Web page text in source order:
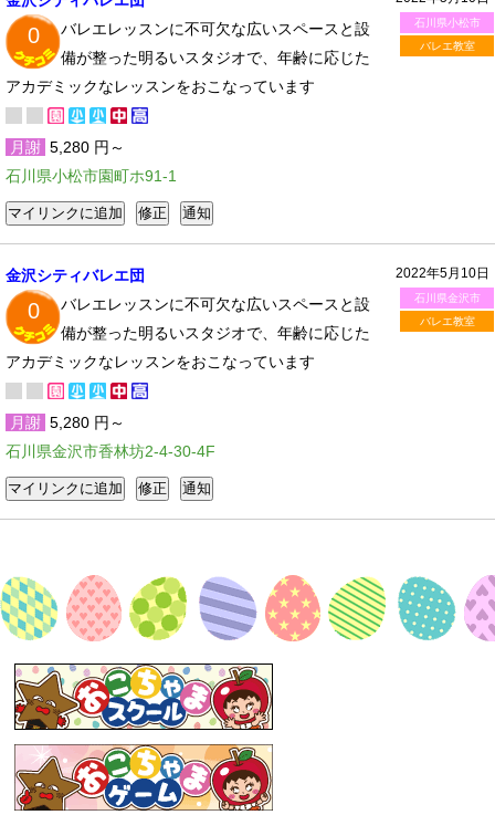
石川県小松市
バレエ教室
0
バレエレッスンに不可欠な広いスペースと設
備が整った明るいスタジオで、年齢に応じた
アカデミックなレッスンをおこなっています
月謝 5,280 円～
石川県小松市園町ホ91-1
2022年5月10日
石川県金沢市
バレエ教室
金沢シティバレエ団
0
バレエレッスンに不可欠な広いスペースと設
備が整った明るいスタジオで、年齢に応じた
アカデミックなレッスンをおこなっています
月謝 5,280 円～
石川県金沢市香林坊2-4-30-4F